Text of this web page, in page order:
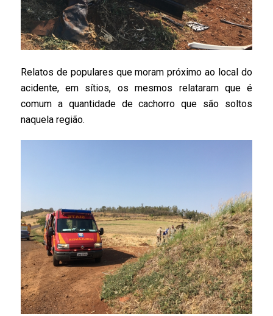
Relatos de populares que moram próximo ao local do
acidente, em sítios, os mesmos relataram que é
comum a quantidade de cachorro que são soltos
naquela região.